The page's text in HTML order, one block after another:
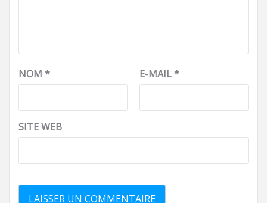
NOM * E-MAIL*
SITE WEB